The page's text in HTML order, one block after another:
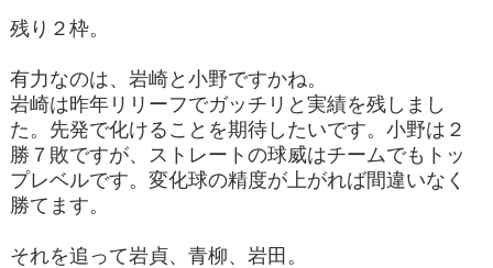
残り２枠。
有力なのは、岩崎と小野ですかね。
岩崎は昨年リリーフでガッチリと実績を残しまし
た。先発で化けることを期待したいです。小野は２
勝７敗ですが、ストレートの球威はチームでもトッ
プレベルです。変化球の精度が上がれば間違いなく
勝てます。
それを追って岩貞、青柳、岩田。